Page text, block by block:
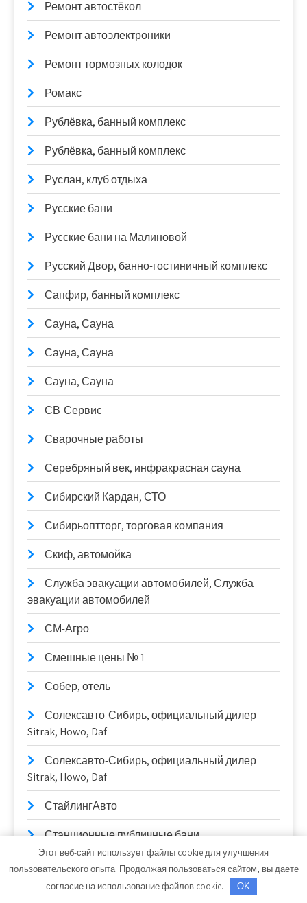
Ремонт автостёкол
Ремонт автоэлектроники
Ремонт тормозных колодок
Ромакс
Рублёвка, банный комплекс
Рублёвка, банный комплекс
Руслан, клуб отдыха
Русские бани
Русские бани на Малиновой
Русский Двор, банно-гостиничный комплекс
Сапфир, банный комплекс
Сауна, Сауна
Сауна, Сауна
Сауна, Сауна
СВ-Сервис
Сварочные работы
Серебряный век, инфракрасная сауна
Сибирский Кардан, СТО
Сибирьоптторг, торговая компания
Скиф, автомойка
Служба эвакуации автомобилей, Служба
эвакуации автомобилей
СМ-Агро
Смешные цены № 1
Собер, отель
Солексавто-Сибирь, официальный дилер
Sitrak, Howo, Daf
Солексавто-Сибирь, официальный дилер
Sitrak, Howo, Daf
СтайлингАвто
Станционные публичные бани
Старый Город, гостиница
СТО
Этот веб-сайт использует файлы cookie для улучшения
пользовательского опыта. Продолжая пользоваться сайтом, вы даете
согласие на использование файлов cookie.
OK